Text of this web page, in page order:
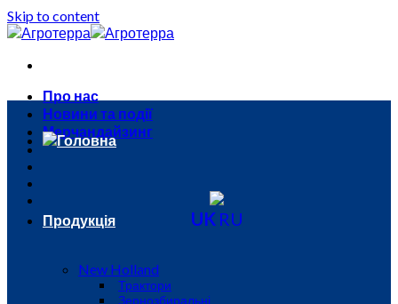
Skip to content
Про нас
Новини та події
Мерчандайзинг
UK RU
Головна
Продукція
New Holland
Трактори
Зернозбиральні